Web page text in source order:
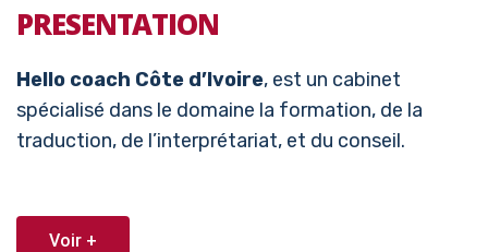
PRESENTATION
Hello coach Côte d’Ivoire, est un cabinet
spécialisé dans le domaine la formation, de la
traduction, de l’interprétariat, et du conseil.
Voir +